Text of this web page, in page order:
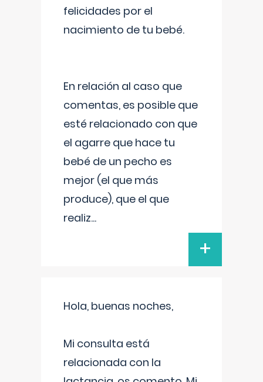
felicidades por el
nacimiento de tu bebé.
En relación al caso que
comentas, es posible que
esté relacionado con que
el agarre que hace tu
bebé de un pecho es
mejor (el que más
produce), que el que
realiz...
+
Hola, buenas noches,
Mi consulta está
relacionada con la